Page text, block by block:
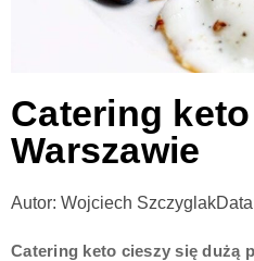
Catering
Warszawie
Autor: Wojciech Szczyglak
Catering keto cieszy się dużą